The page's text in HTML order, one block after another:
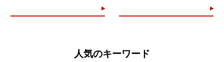
人気のキーワード